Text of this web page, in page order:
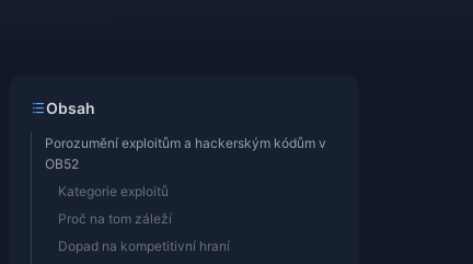
Obsah
Porozumění exploitům a hackerským kódům v
OB52
Kategorie exploitů
Proč na tom záleží
Dopad na kompetitivní hraní